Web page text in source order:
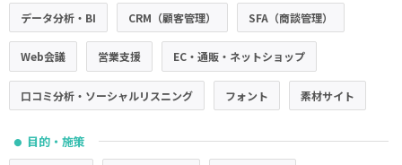
データ分析・BI CRM（顧客管理） SFA（商談管理）
Web会議 営業支援 EC・通販・ネットショップ
口コミ分析・ソーシャルリスニング フォント 素材サイト
● 目的・施策